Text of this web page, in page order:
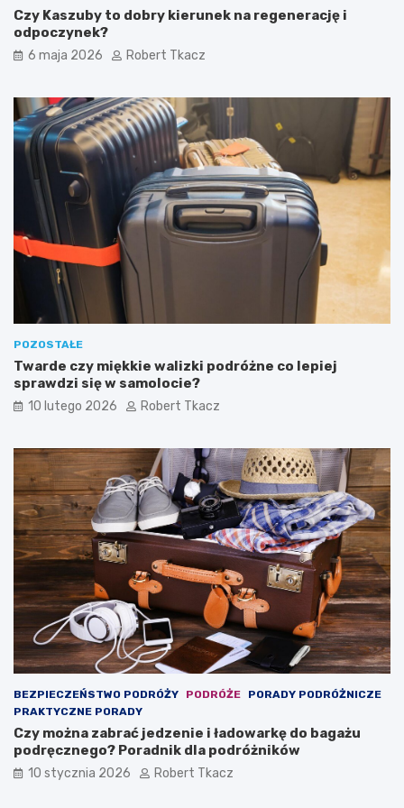
c
z
y
k
?
o
d
r
n
i
k
Czy Kaszuby to dobry kierunek na regenerację i
odpoczynek?
6 maja 2026 Robert Tkacz
POZOSTAŁE
Twarde czy miękkie walizki podróżne co lepiej
sprawdzi się w samolocie?
10 lutego 2026 Robert Tkacz
BEZPIECZEŃSTWO PODRÓŻY PODRÓŻE
PORADY PODRÓŻNICZE
PRAKTYCZNE PORADY
Czy można zabrać jedzenie i ładowarkę do bagażu
podręcznego? Poradnik dla podróżników
10 stycznia 2026 Robert Tkacz